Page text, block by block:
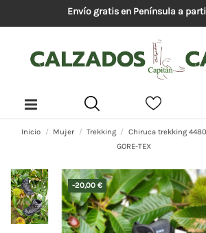
Envío gratis en Península a
Inicio Mujer Trekking
Chiruca trekking
GORE-TEX
-20,00 €